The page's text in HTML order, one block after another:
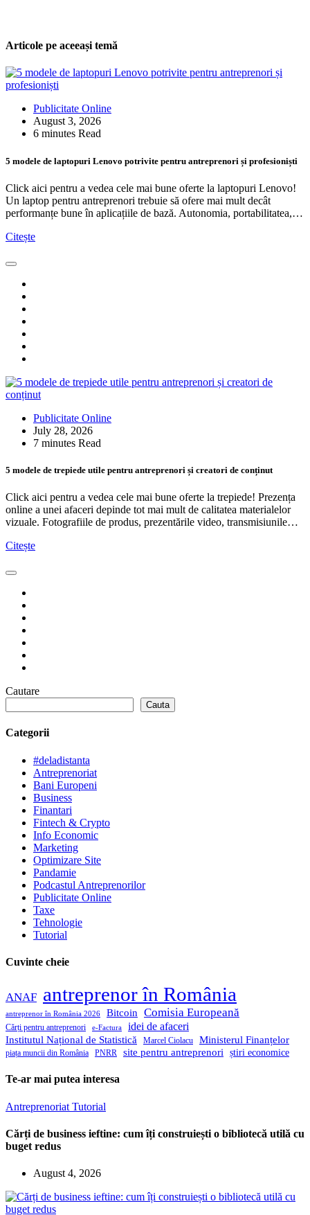
Articole pe aceeași temă
Publicitate Online
August 3, 2026
6 minutes Read
5 modele de laptopuri Lenovo potrivite pentru antreprenori și profesioniști
Click aici pentru a vedea cele mai bune oferte la laptopuri Lenovo!
Un laptop pentru antreprenori trebuie să ofere mai mult decât
performanțe bune în aplicațiile de bază. Autonomia, portabilitatea,…
Citește
Publicitate Online
July 28, 2026
7 minutes Read
5 modele de trepiede utile pentru antreprenori și creatori de conținut
Click aici pentru a vedea cele mai bune oferte la trepiede! Prezența
online a unei afaceri depinde tot mai mult de calitatea materialelor
vizuale. Fotografiile de produs, prezentările video, transmisiunile…
Citește
Cautare
Cauta
Categorii
#deladistanta
Antreprenoriat
Bani Europeni
Business
Finantari
Fintech & Crypto
Info Economic
Marketing
Optimizare Site
Pandamie
Podcastul Antreprenorilor
Publicitate Online
Taxe
Tehnologie
Tutorial
Cuvinte cheie
ANAF antreprenor în România
antreprenor în România 2026 Bitcoin Comisia Europeană
Cărți pentru antreprenori e-Factura idei de afaceri
Institutul Național de Statistică Marcel Ciolacu Ministerul Finanțelor
piața muncii din România PNRR site pentru antreprenori știri economice
Te-ar mai putea interesa
Antreprenoriat Tutorial
Cărți de business ieftine: cum îți construiești o bibliotecă utilă cu
buget redus
August 4, 2026